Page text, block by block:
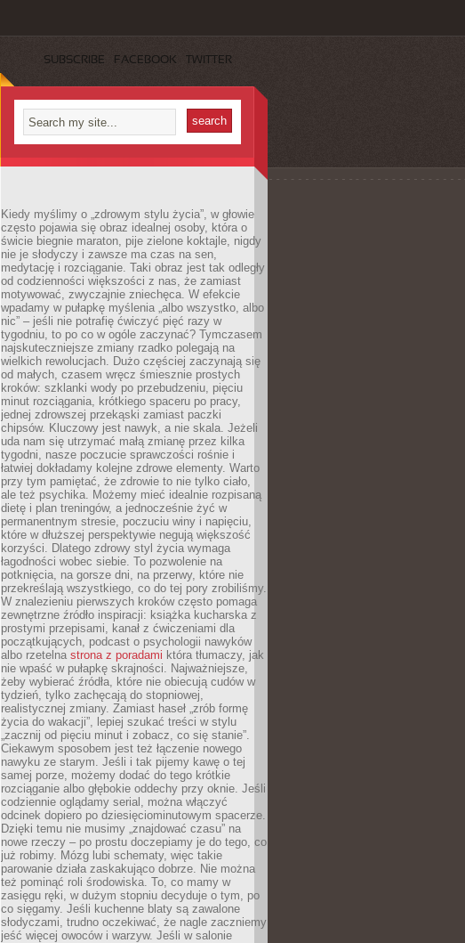
SUBSCRIBE FACEBOOK TWITTER
Kiedy myślimy o „zdrowym stylu życia”, w głowie
często pojawia się obraz idealnej osoby, która o
świcie biegnie maraton, pije zielone koktajle, nigdy
nie je słodyczy i zawsze ma czas na sen,
medytację i rozciąganie. Taki obraz jest tak odległy
od codzienności większości z nas, że zamiast
motywować, zwyczajnie zniechęca. W efekcie
wpadamy w pułapkę myślenia „albo wszystko, albo
nic” – jeśli nie potrafię ćwiczyć pięć razy w
tygodniu, to po co w ogóle zaczynać? Tymczasem
najskuteczniejsze zmiany rzadko polegają na
wielkich rewolucjach. Dużo częściej zaczynają się
od małych, czasem wręcz śmiesznie prostych
kroków: szklanki wody po przebudzeniu, pięciu
minut rozciągania, krótkiego spaceru po pracy,
jednej zdrowszej przekąski zamiast paczki
chipsów. Kluczowy jest nawyk, a nie skala. Jeżeli
uda nam się utrzymać małą zmianę przez kilka
tygodni, nasze poczucie sprawczości rośnie i
łatwiej dokładamy kolejne zdrowe elementy. Warto
przy tym pamiętać, że zdrowie to nie tylko ciało,
ale też psychika. Możemy mieć idealnie rozpisaną
dietę i plan treningów, a jednocześnie żyć w
permanentnym stresie, poczuciu winy i napięciu,
które w dłuższej perspektywie negują większość
korzyści. Dlatego zdrowy styl życia wymaga
łagodności wobec siebie. To pozwolenie na
potknięcia, na gorsze dni, na przerwy, które nie
przekreślają wszystkiego, co do tej pory zrobiliśmy.
W znalezieniu pierwszych kroków często pomaga
zewnętrzne źródło inspiracji: książka kucharska z
prostymi przepisami, kanał z ćwiczeniami dla
początkujących, podcast o psychologii nawyków
albo rzetelna strona z poradami która tłumaczy, jak
nie wpaść w pułapkę skrajności. Najważniejsze,
żeby wybierać źródła, które nie obiecują cudów w
tydzień, tylko zachęcają do stopniowej,
realistycznej zmiany. Zamiast haseł „zrób formę
życia do wakacji”, lepiej szukać treści w stylu
„zacznij od pięciu minut i zobacz, co się stanie”.
Ciekawym sposobem jest też łączenie nowego
nawyku ze starym. Jeśli i tak pijemy kawę o tej
samej porze, możemy dodać do tego krótkie
rozciąganie albo głębokie oddechy przy oknie. Jeśli
codziennie oglądamy serial, można włączyć
odcinek dopiero po dziesięciominutowym spacerze.
Dzięki temu nie musimy „znajdować czasu” na
nowe rzeczy – po prostu doczepiamy je do tego, co
już robimy. Mózg lubi schematy, więc takie
parowanie działa zaskakująco dobrze. Nie można
też pominąć roli środowiska. To, co mamy w
zasięgu ręki, w dużym stopniu decyduje o tym, po
co sięgamy. Jeśli kuchenne blaty są zawalone
słodyczami, trudno oczekiwać, że nagle zaczniemy
jeść więcej owoców i warzyw. Jeśli w salonie